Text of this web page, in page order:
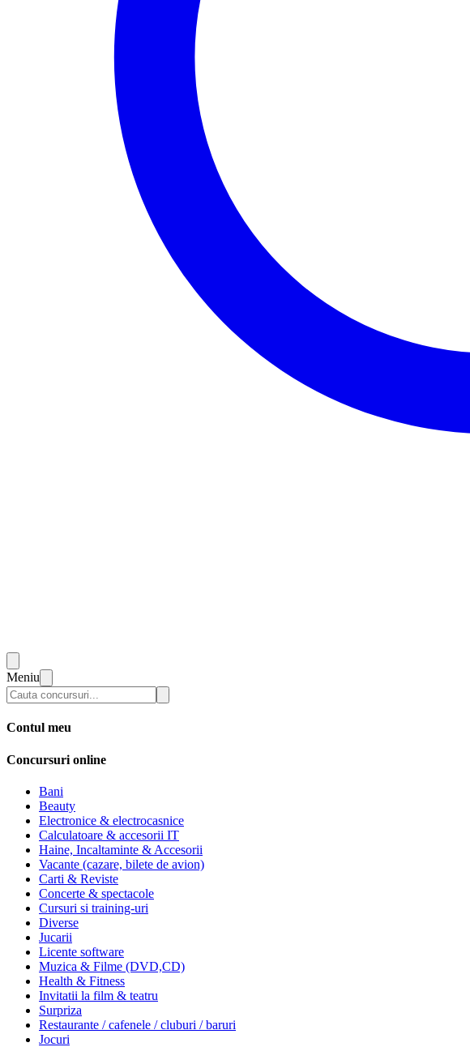
Meniu
Contul meu
Concursuri online
Bani
Beauty
Electronice & electrocasnice
Calculatoare & accesorii IT
Haine, Incaltaminte & Accesorii
Vacante (cazare, bilete de avion)
Carti & Reviste
Concerte & spectacole
Cursuri si training-uri
Diverse
Jucarii
Licente software
Muzica & Filme (DVD,CD)
Health & Fitness
Invitatii la film & teatru
Surpriza
Restaurante / cafenele / cluburi / baruri
Jocuri